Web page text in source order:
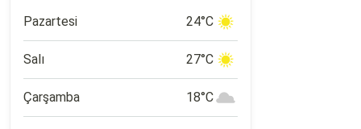
popüler bir tatil rotası.
Pazartesi 24°C
Salı 27°C
Çarşamba 18°C